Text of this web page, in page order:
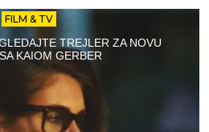
FILM & TV
TREJLER ZA NOVU
KAIOM GERBER